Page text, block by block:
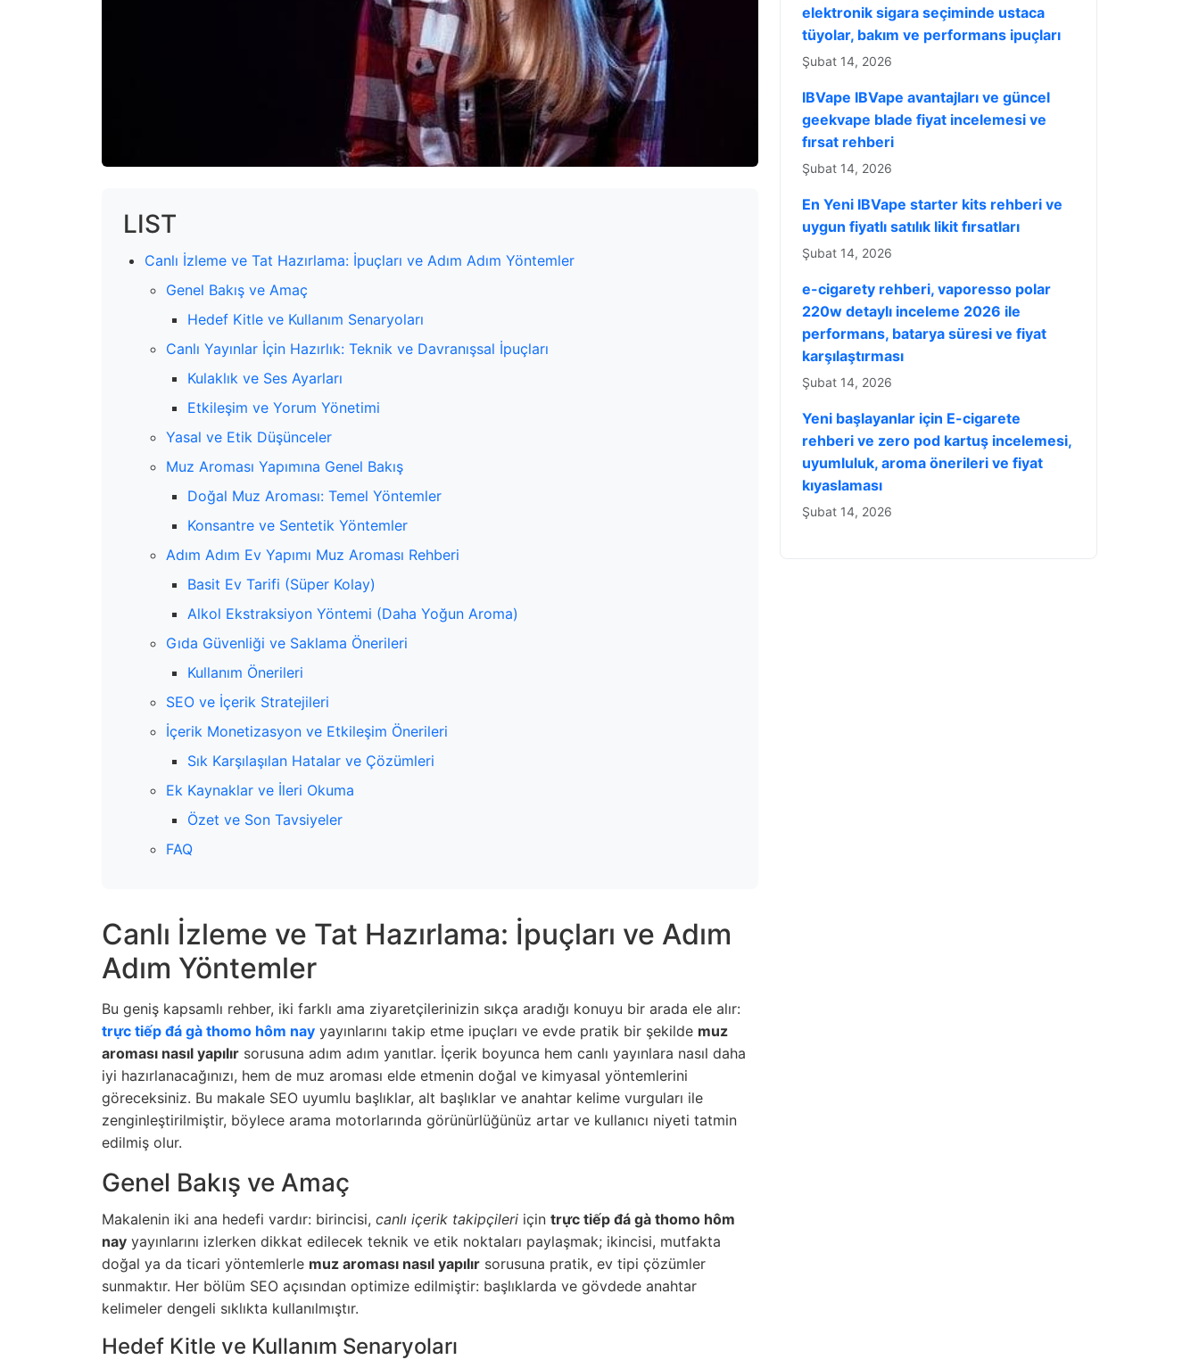
LIST
Canlı İzleme ve Tat Hazırlama: İpuçları ve Adım Adım Yöntemler
Genel Bakış ve Amaç
Hedef Kitle ve Kullanım Senaryoları
Canlı Yayınlar İçin Hazırlık: Teknik ve Davranışsal İpuçları
Kulaklık ve Ses Ayarları
Etkileşim ve Yorum Yönetimi
Yasal ve Etik Düşünceler
Muz Aroması Yapımına Genel Bakış
Doğal Muz Aroması: Temel Yöntemler
Konsantre ve Sentetik Yöntemler
Adım Adım Ev Yapımı Muz Aroması Rehberi
Basit Ev Tarifi (Süper Kolay)
Alkol Ekstraksiyon Yöntemi (Daha Yoğun Aroma)
Gıda Güvenliği ve Saklama Önerileri
Kullanım Önerileri
SEO ve İçerik Stratejileri
İçerik Monetizasyon ve Etkileşim Önerileri
Sık Karşılaşılan Hatalar ve Çözümleri
Ek Kaynaklar ve İleri Okuma
Özet ve Son Tavsiyeler
FAQ
Canlı İzleme ve Tat Hazırlama: İpuçları ve Adım
Adım Yöntemler
Bu geniş kapsamlı rehber, iki farklı ama ziyaretçilerinizin sıkça aradığı konuyu bir arada ele alır:
trực tiếp đá gà thomo hôm nay yayınlarını takip etme ipuçları ve evde pratik bir şekilde muz
aroması nasıl yapılır sorusuna adım adım yanıtlar. İçerik boyunca hem canlı yayınlara nasıl daha
iyi hazırlanacağınızı, hem de muz aroması elde etmenin doğal ve kimyasal yöntemlerini
göreceksiniz. Bu makale SEO uyumlu başlıklar, alt başlıklar ve anahtar kelime vurguları ile
zenginleştirilmiştir, böylece arama motorlarında görünürlüğünüz artar ve kullanıcı niyeti tatmin
edilmiş olur.
Genel Bakış ve Amaç
Makalenin iki ana hedefi vardır: birincisi, canlı içerik takipçileri için trực tiếp đá gà thomo hôm
nay yayınlarını izlerken dikkat edilecek teknik ve etik noktaları paylaşmak; ikincisi, mutfakta
doğal ya da ticari yöntemlerle muz aroması nasıl yapılır sorusuna pratik, ev tipi çözümler
sunmaktır. Her bölüm SEO açısından optimize edilmiştir: başlıklarda ve gövdede anahtar
kelimeler dengeli sıklıkta kullanılmıştır.
Hedef Kitle ve Kullanım Senaryoları
elektronik sigara seçiminde ustaca
tüyolar, bakım ve performans ipuçları
Şubat 14, 2026
IBVape IBVape avantajları ve güncel
geekvape blade fiyat incelemesi ve
fırsat rehberi
Şubat 14, 2026
En Yeni IBVape starter kits rehberi ve
uygun fiyatlı satılık likit fırsatları
Şubat 14, 2026
e-cigarety rehberi, vaporesso polar
220w detaylı inceleme 2026 ile
performans, batarya süresi ve fiyat
karşılaştırması
Şubat 14, 2026
Yeni başlayanlar için E-cigarete
rehberi ve zero pod kartuş incelemesi,
uyumluluk, aroma önerileri ve fiyat
kıyaslaması
Şubat 14, 2026